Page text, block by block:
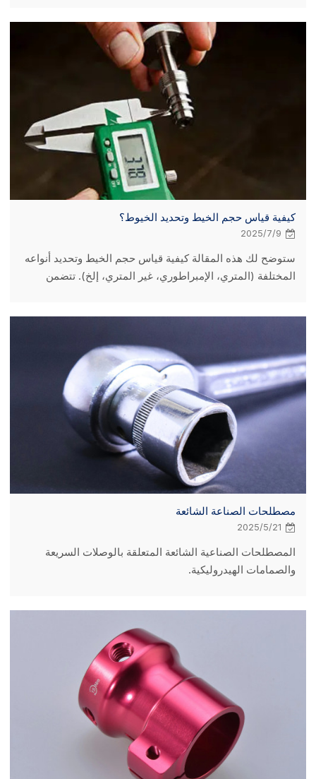
الهيدروليكية في مجموعة واسعة من الصناعات المتطلبة، بما
في ذلك البناء والزراعة ومناولة المواد والآلات المتنقلة
كيفية قياس حجم الخيط وتحديد الخيوط؟
2025/7/9
ستوضح لك هذه المقالة كيفية قياس حجم الخيط وتحديد أنواعه
المختلفة (المتري، الإمبراطوري، غير المتري، إلخ). تتضمن
مصطلحات الصناعة الشائعة
2025/5/21
المصطلحات الصناعية الشائعة المتعلقة بالوصلات السريعة
والصمامات الهيدروليكية.